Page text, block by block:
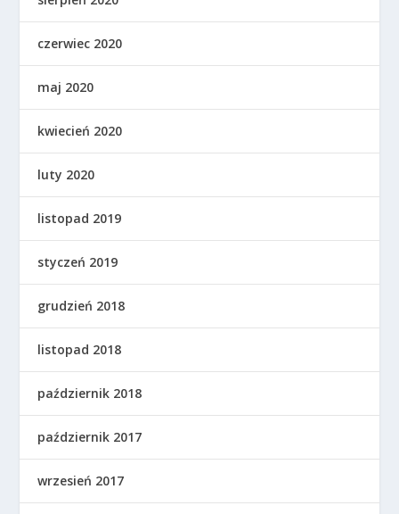
czerwiec 2020
maj 2020
kwiecień 2020
luty 2020
listopad 2019
styczeń 2019
grudzień 2018
listopad 2018
październik 2018
październik 2017
wrzesień 2017